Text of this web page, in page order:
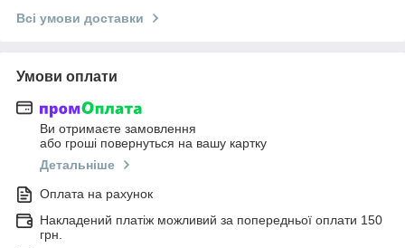
Всі умови доставки
Умови оплати
Ви отримаєте замовлення
або гроші повернуться на вашу картку
Детальніше
Оплата на рахунок
Накладений платіж можливий за попередньої оплати 150
грн.